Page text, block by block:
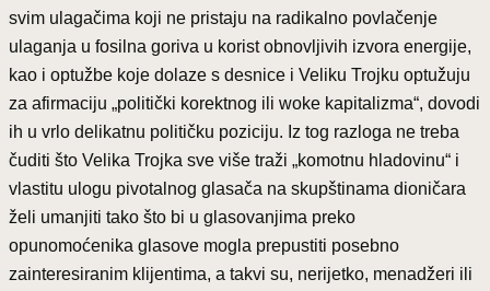
svim ulagačima koji ne pristaju na radikalno povlačenje
ulaganja u fosilna goriva u korist obnovljivih izvora energije,
kao i optužbe koje dolaze s desnice i Veliku Trojku optužuju
za afirmaciju „politički korektnog ili woke kapitalizma“, dovodi
ih u vrlo delikatnu političku poziciju. Iz tog razloga ne treba
čuditi što Velika Trojka sve više traži „komotnu hladovinu“ i
vlastitu ulogu pivotalnog glasača na skupštinama dioničara
želi umanjiti tako što bi u glasovanjima preko
opunomoćenika glasove mogla prepustiti posebno
zainteresiranim klijentima, a takvi su, nerijetko, menadžeri ili